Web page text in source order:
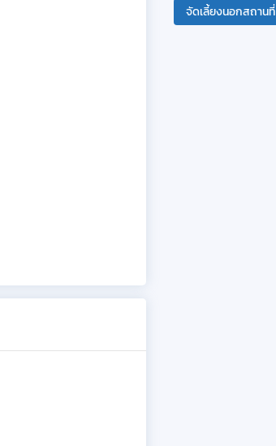
จัดเลี้ยงนอกสถานที่